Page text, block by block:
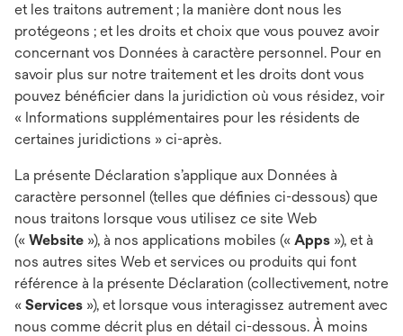
et les traitons autrement ; la manière dont nous les
protégeons ; et les droits et choix que vous pouvez avoir
concernant vos Données à caractère personnel. Pour en
savoir plus sur notre traitement et les droits dont vous
pouvez bénéficier dans la juridiction où vous résidez, voir
« Informations supplémentaires pour les résidents de
certaines juridictions » ci-après.
La présente Déclaration s’applique aux Données à
caractère personnel (telles que définies ci-dessous) que
nous traitons lorsque vous utilisez ce site Web
(« Website »), à nos applications mobiles (« Apps »), et à
nos autres sites Web et services ou produits qui font
référence à la présente Déclaration (collectivement, notre
« Services »), et lorsque vous interagissez autrement avec
nous comme décrit plus en détail ci-dessous. À moins